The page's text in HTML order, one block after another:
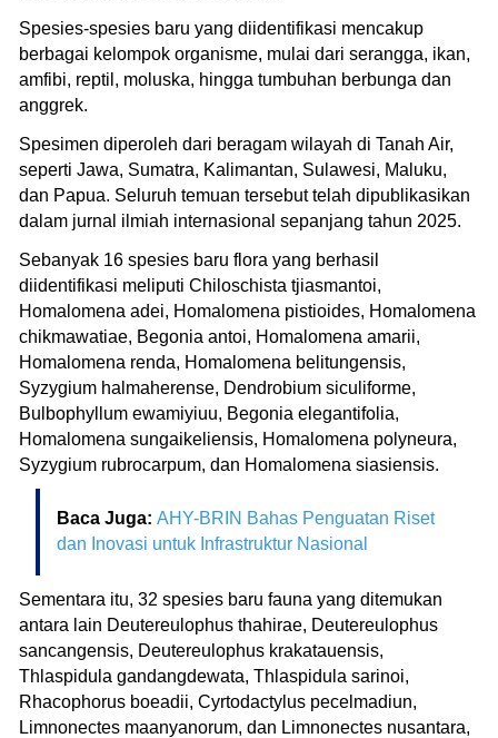
Spesies-spesies baru yang diidentifikasi mencakup
berbagai kelompok organisme, mulai dari serangga, ikan,
amfibi, reptil, moluska, hingga tumbuhan berbunga dan
anggrek.
Spesimen diperoleh dari beragam wilayah di Tanah Air,
seperti Jawa, Sumatra, Kalimantan, Sulawesi, Maluku,
dan Papua. Seluruh temuan tersebut telah dipublikasikan
dalam jurnal ilmiah internasional sepanjang tahun 2025.
Sebanyak 16 spesies baru flora yang berhasil
diidentifikasi meliputi Chiloschista tjiasmantoi,
Homalomena adei, Homalomena pistioides, Homalomena
chikmawatiae, Begonia antoi, Homalomena amarii,
Homalomena renda, Homalomena belitungensis,
Syzygium halmaherense, Dendrobium siculiforme,
Bulbophyllum ewamiyiuu, Begonia elegantifolia,
Homalomena sungaikeliensis, Homalomena polyneura,
Syzygium rubrocarpum, dan Homalomena siasiensis.
Baca Juga: AHY-BRIN Bahas Penguatan Riset
dan Inovasi untuk Infrastruktur Nasional
Sementara itu, 32 spesies baru fauna yang ditemukan
antara lain Deutereulophus thahirae, Deutereulophus
sancangensis, Deutereulophus krakatauensis,
Thlaspidula gandangdewata, Thlaspidula sarinoi,
Rhacophorus boeadii, Cyrtodactylus pecelmadiun,
Limnonectes maanyanorum, dan Limnonectes nusantara,